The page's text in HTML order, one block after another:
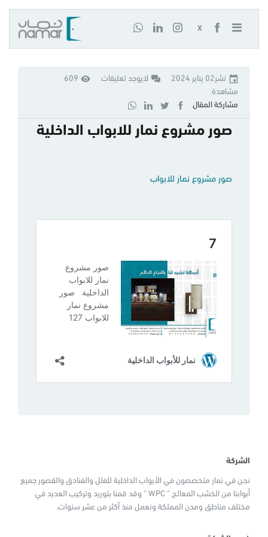
X
نشر02 يناير 2024 لايوجد تعليقات
609
مشاهدة
مشاركة المقال
صور مشروع نمار للابواب الداخلية
صور مشروع نمار للابواب
الشركة
نحن في نمار متخصصون في الأبواب الداخلية للفلل والفنادق والقصور جميع
أبوابنا من الخشب المعالج “ WPC “ وقد قمنا بتوريد وتركيب العديد في
مختلف مناطق ومدن المملكة ونعمل منذ أكثر من عشر سنوات.